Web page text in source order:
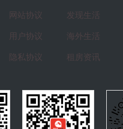
网站协议
用户协议
隐私协议
发现生活
海外生活
租房资讯